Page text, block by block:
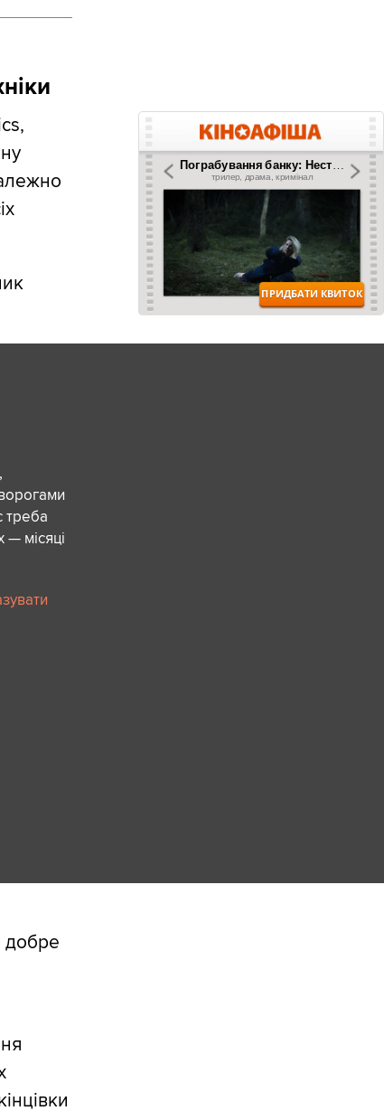
треба
— місяці
добре